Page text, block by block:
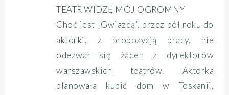
TEATR WIDZĘ MÓJ OGROMNY
Choć jest „Gwiazdą”, przez pół roku do
aktorki, z propozycją pracy, nie
odezwał się żaden z dyrektorów
warszawskich teatrów. Aktorka
planowała kupić dom w Toskanii,